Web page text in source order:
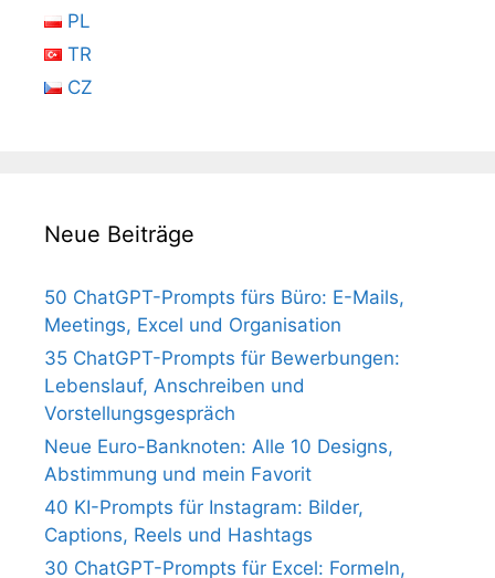
PL
TR
CZ
Neue Beiträge
50 ChatGPT-Prompts fürs Büro: E-Mails,
Meetings, Excel und Organisation
35 ChatGPT-Prompts für Bewerbungen:
Lebenslauf, Anschreiben und
Vorstellungsgespräch
Neue Euro-Banknoten: Alle 10 Designs,
Abstimmung und mein Favorit
40 KI-Prompts für Instagram: Bilder,
Captions, Reels und Hashtags
30 ChatGPT-Prompts für Excel: Formeln,